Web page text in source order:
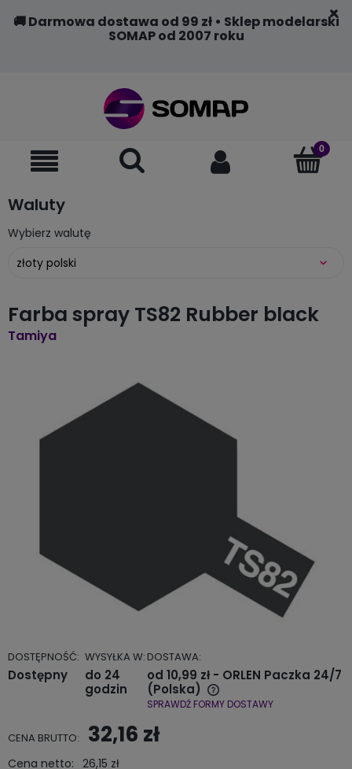
🚚 Darmowa dostawa od 99 zł • Sklep modelarski
SOMAP od 2007 roku
Waluty
Wybierz walutę
Farba spray TS82 Rubber black
Tamiya
DOSTĘPNOŚĆ:
Dostępny
WYSYŁKA W:
do 24
godzin
DOSTAWA:
od 10,99 zł - ORLEN Paczka 24/7
(Polska)
Cena nie zawiera ewentualnych kosztów płatności
SPRAWDŹ FORMY DOSTAWY
CENA BRUTTO: 32,16 zł
Cena netto: 26,15 zł